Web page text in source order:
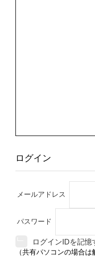
ログイン
メールアドレス
パスワード
ログインIDを記憶
（共有パソコンの場合は